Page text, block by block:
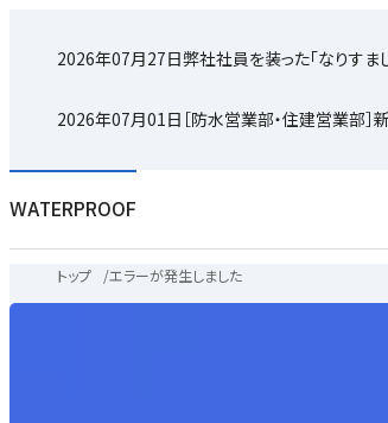
2026年07月27日弊社社員を装った「なりすま
2026年07月01日 ［防水営業部・住建営業部
WATERPROOF
トップ /エラーが発生しました